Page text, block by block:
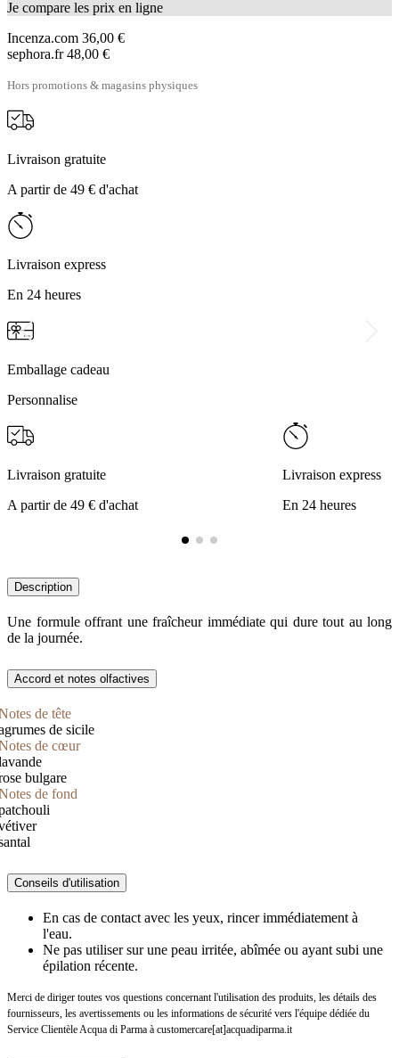
Je compare les prix en ligne
Incenza.com 36,00 €
sephora.fr 48,00 €
Hors promotions & magasins physiques
Livraison gratuite
A partir de 49 € d'achat
Livraison express
En 24 heures
Emballage cadeau
Personnalise
Livraison gratuite
A partir de 49 € d'achat
Livraison express
En 24 heures
Description
Une formule offrant une fraîcheur immédiate qui dure tout au long
de la journée.
Accord et notes olfactives
de tête
de sicile
de cœur
bulgare
de fond
Conseils d'utilisation
En cas de contact avec les yeux, rincer immédiatement à
l'eau.
Ne pas utiliser sur une peau irritée, abîmée ou ayant subi une
épilation récente.
Merci de diriger toutes vos questions concernant l'utilisation des produits, les détails des
fournisseurs, les avertissements ou les informations de sécurité vers l'équipe dédiée du
Service Clientèle Acqua di Parma à customercare[at]acquadiparma.it